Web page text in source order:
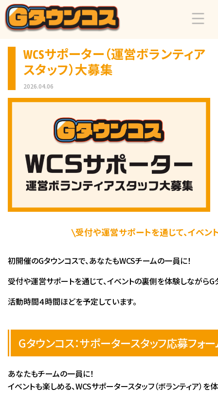
WCSサポーター（運営ボランティア
スタッフ）大募集
2026.04.06
受付や運営サポートを通じて、イベン
初開催のGタウンコスで、あなたもWCSチームの一員に！
受付や運営サポートを通じて、イベントの裏側を体験しながらG
活動時間４時間ほどを予定しています。
Gタウンコス：サポータースタッフ応募フォ
あなたもチームの一員に！
イベントも楽しめる、WCSサポータースタッフ（ボランティア）を